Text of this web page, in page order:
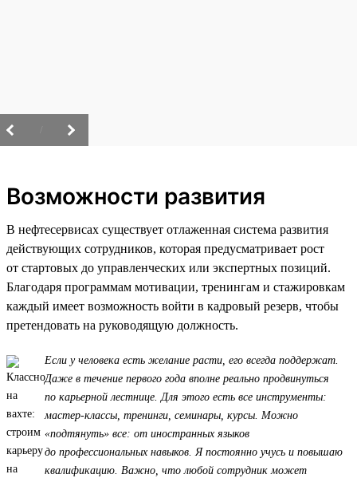
Возможности развития
В нефтесервисах существует отлаженная система развития
действующих сотрудников, которая предусматривает рост
от стартовых до управленческих или экспертных позиций.
Благодаря программам мотивации, тренингам и стажировкам
каждый имеет возможность войти в кадровый резерв, чтобы
претендовать на руководящую должность.
Если у человека есть желание расти, его всегда поддержат.
Даже в течение первого года вполне реально продвинуться
по карьерной лестнице. Для этого есть все инструменты:
мастер-классы, тренинги, семинары, курсы. Можно
«подтянуть» все: от иностранных языков
до профессиональных навыков. Я постоянно учусь и повышаю
квалификацию. Важно, что любой сотрудник может